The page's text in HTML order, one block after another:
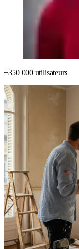
+350 000 utilisateurs